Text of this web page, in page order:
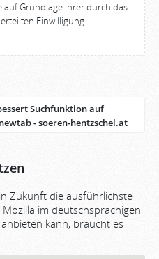
auf Grundlage Ihrer durch das
Einwilligung.
Suchfunktion auf
- soeren-hentzschel.at
Zukunft die ausführlichste
im deutschsprachigen
kann, braucht es